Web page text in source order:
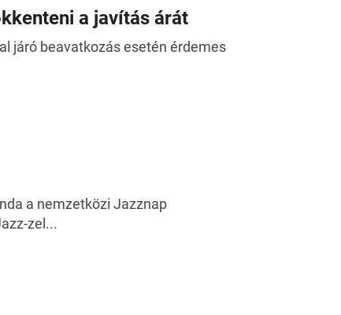
a javítás árát
járó beavatkozás esetén érdemes
a nemzetközi Jazznap
zel...